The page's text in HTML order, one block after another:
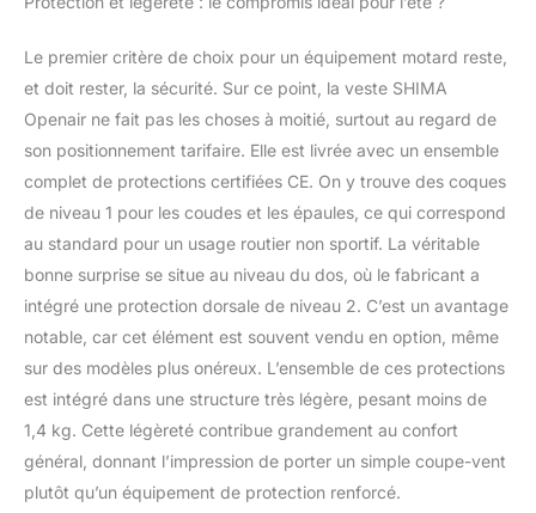
coudes certifiées CE
assure la protection et
la libre circulation de
l'air. FUNCTIONNALITÉ
- la veste possède une
poche intérieure
intérieure
supplémentaire et 2
poches extérieures.
VENTILATION - plus de
constituée d'un tissu
en maille extra-
respirant qui rend cette
veste parfaite pour les
journées d'été les plus
chaudes. CONFORT -
le blouson avec
Le premier critère de choix pour un équipement motard reste,
et doit rester, la sécurité. Sur ce point, la veste SHIMA
Openair ne fait pas les choses à moitié, surtout au regard de
son positionnement tarifaire. Elle est livrée avec un ensemble
complet de protections certifiées CE. On y trouve des coques
de niveau 1 pour les coudes et les épaules, ce qui correspond
au standard pour un usage routier non sportif. La véritable
bonne surprise se situe au niveau du dos, où le fabricant a
intégré une protection dorsale de niveau 2. C’est un avantage
notable, car cet élément est souvent vendu en option, même
sur des modèles plus onéreux. L’ensemble de ces protections
est intégré dans une structure très légère, pesant moins de
1,4 kg. Cette légèreté contribue grandement au confort
général, donnant l’impression de porter un simple coupe-vent
plutôt qu’un équipement de protection renforcé.